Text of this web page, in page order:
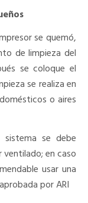
se quemó,
de limpieza del
se coloque el
se realiza en
o aires
se debe
ventilado; en caso
usar una
por ARI